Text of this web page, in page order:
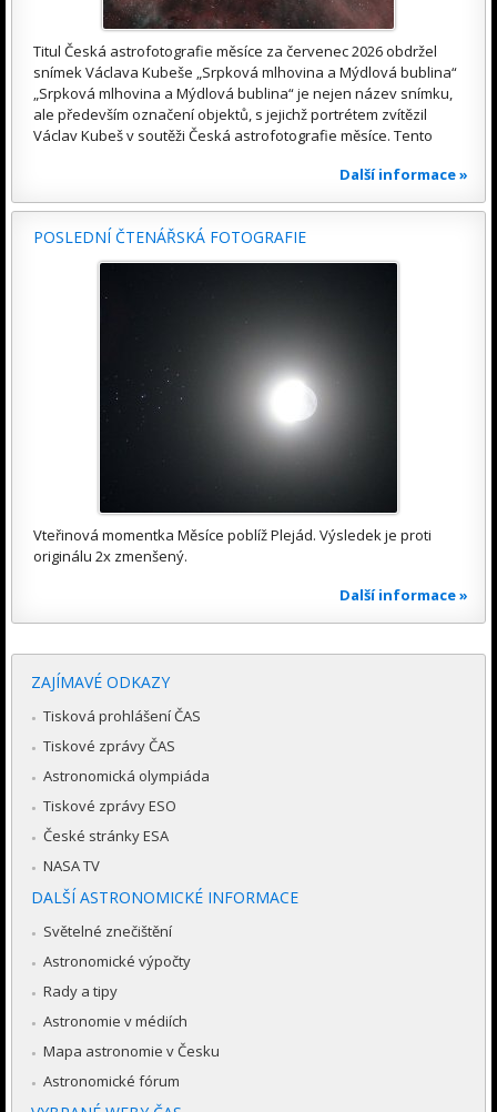
Titul Česká astrofotografie měsíce za červenec 2026 obdržel
snímek Václava Kubeše „Srpková mlhovina a Mýdlová bublina“
„Srpková mlhovina a Mýdlová bublina“ je nejen název snímku,
ale především označení objektů, s jejichž portrétem zvítězil
Václav Kubeš v soutěži Česká astrofotografie měsíce. Tento
Další informace »
POSLEDNÍ ČTENÁŘSKÁ FOTOGRAFIE
Vteřinová momentka Měsíce poblíž Plejád. Výsledek je proti
originálu 2x zmenšený.
Další informace »
ZAJÍMAVÉ ODKAZY
Tisková prohlášení ČAS
Tiskové zprávy ČAS
Astronomická olympiáda
Tiskové zprávy ESO
České stránky ESA
NASA TV
DALŠÍ ASTRONOMICKÉ INFORMACE
Světelné znečištění
Astronomické výpočty
Rady a tipy
Astronomie v médiích
Mapa astronomie v Česku
Astronomické fórum